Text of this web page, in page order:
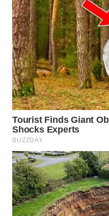
WN
MANDALIKA
WN
LIKUPANG
WN
LABUANBAJO
WN
BORNEO
Wahana
Media
Group
WAHANA